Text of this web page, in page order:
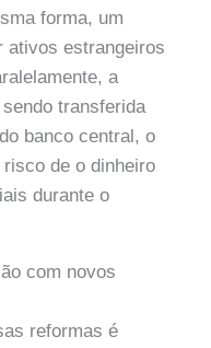
forma, um
ativos estrangeiros
a
transferida
banco central, o
de o dinheiro
durante o
com novos
reformas é